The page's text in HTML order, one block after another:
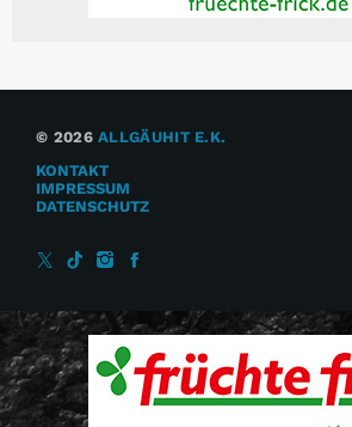
© 2026ALLGÄUHIT E.K.
KONTAKT
IMPRESSUM
DATENSCHUTZ